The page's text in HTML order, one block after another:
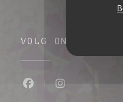
VOLG ONS